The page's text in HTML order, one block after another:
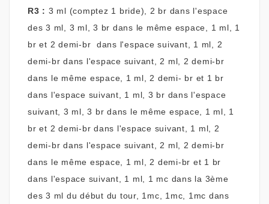
R3 : 3 ml (comptez 1 bride), 2 br dans l'espace
des 3 ml, 3 ml, 3 br dans le même espace, 1 ml, 1
br et 2 demi-br dans l'espace suivant, 1 ml, 2
demi-br dans l'espace suivant, 2 ml, 2 demi-br
dans le même espace, 1 ml, 2 demi- br et 1 br
dans l'espace suivant, 1 ml, 3 br dans l'espace
suivant, 3 ml, 3 br dans le même espace, 1 ml, 1
br et 2 demi-br dans l'espace suivant, 1 ml, 2
demi-br dans l'espace suivant, 2 ml, 2 demi-br
dans le même espace, 1 ml, 2 demi-br et 1 br
dans l'espace suivant, 1 ml, 1 mc dans la 3ème
des 3 ml du début du tour, 1mc, 1mc, 1mc dans